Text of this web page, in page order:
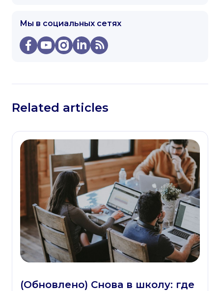
Мы в социальных сетях
Related articles
(Обновлено) Снова в школу: где